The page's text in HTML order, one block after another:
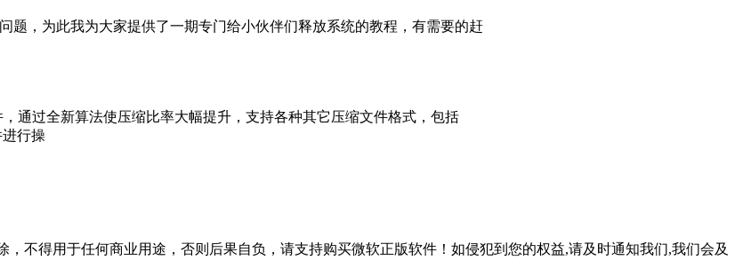
题，为此我为大家提供了一期专门给小伙伴们释放系统的教程，有需要的赶
通过全新算法使压缩比率大幅提升，支持各种其它压缩文件格式，包括
行操
不得用于任何商业用途，否则后果自负，请支持购买微软正版软件！如侵犯到您的权益,请及时通知我们,我们会及